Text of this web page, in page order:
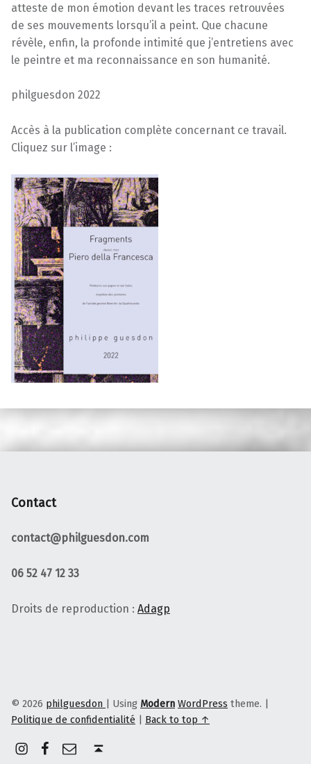
atteste de mon émotion devant les traces retrouvées
de ses mouvements lorsqu’il a peint. Que chacune
révèle, enfin, la profonde intimité que j’entretiens avec
le peintre et ma reconnaissance en son humanité.
philguesdon 2022
Accès à la publication complète concernant ce travail.
Cliquez sur l’image :
Skip back to main navigation
Contact
contact@philguesdon.com
06 52 47 12 33
Droits de reproduction : Adagp
© 2026 philguesdon Using Modern WordPress theme.
Politique de confidentialité
Back to top ↑